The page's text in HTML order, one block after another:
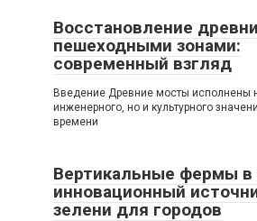
Восстановление
пешеходными зонами:
современный взгляд
Введение Древние мосты исполнены
инженерного, но и культурного
времени
Вертикальные фермы в
инновационный
зелени для городов